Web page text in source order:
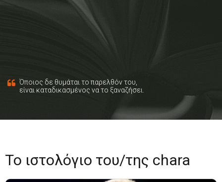
Όποιος δε θυμάται το παρελθόν του,
είναι καταδικασμένος να το ξαναζήσει.
Το ιστολόγιο του/της chara